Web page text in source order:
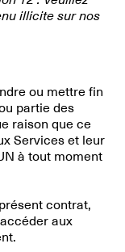
illicite sur nos
ou mettre fin
partie des
raison que ce
Services et leur
à tout moment
contrat,
aux